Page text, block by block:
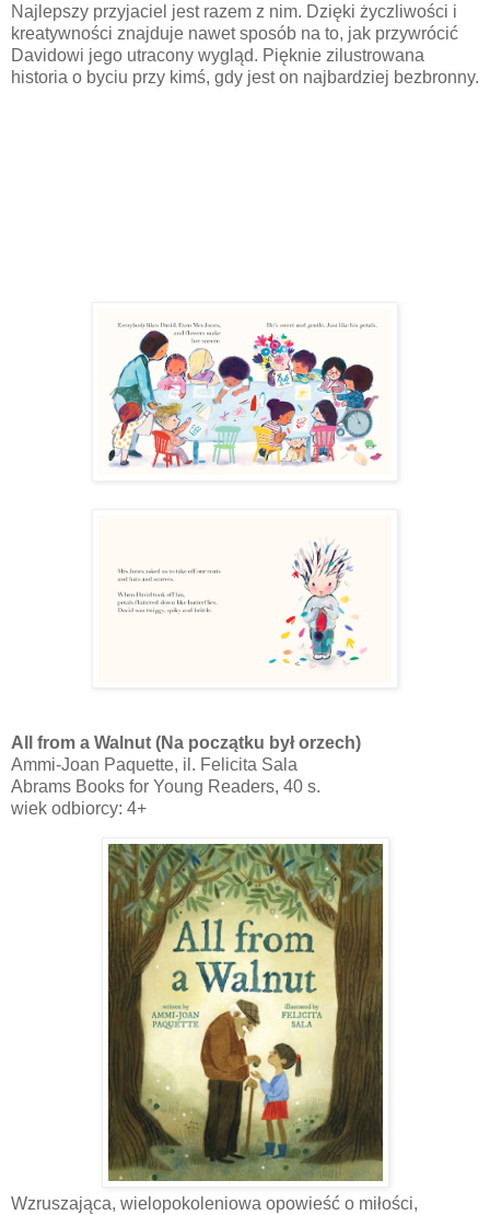
Najlepszy przyjaciel jest razem z nim. Dzięki życzliwości i
kreatywności znajduje nawet sposób na to, jak przywrócić
Davidowi jego utracony wygląd. Pięknie zilustrowana
historia o byciu przy kimś, gdy jest on najbardziej bezbronny.
All from a Walnut (Na początku był orzech)
Ammi-Joan Paquette, il. Felicita Sala
Abrams Books for Young Readers, 40 s.
wiek odbiorcy: 4+
Wzruszająca, wielopokoleniowa opowieść o miłości,